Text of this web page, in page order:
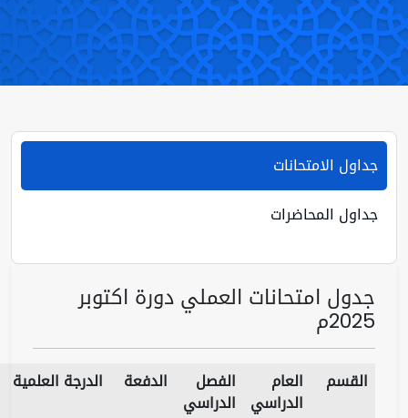
العملي دورة اكتوبر
العام الفصل
الدراسي
الدفعة الدرجة العلمية الملف